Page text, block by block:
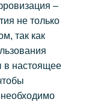
–
не только
так как
в настоящее